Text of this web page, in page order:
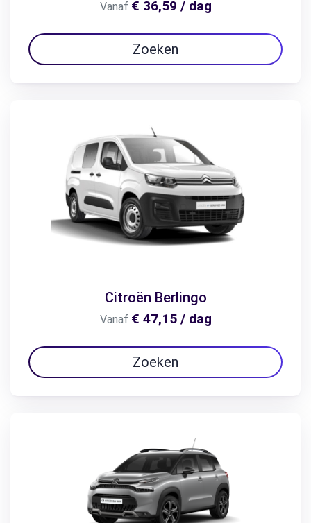
Vanaf € 36,59 / dag
Zoeken
Citroën Berlingo
Vanaf € 47,15 / dag
Zoeken